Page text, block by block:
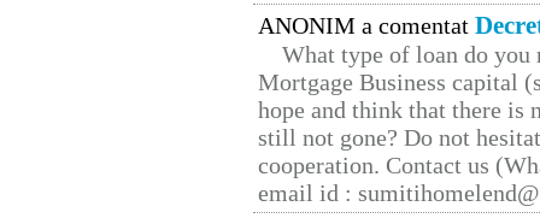
ANONIM a comentat
What type of loan do you
Mortgage Business capital
hope and think that there is
still not gone? Do not
cooperation. Contact us
email id :